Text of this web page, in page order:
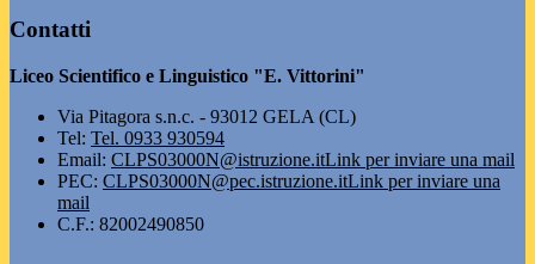
Contatti
Liceo Scientifico e Linguistico "E. Vittorini"
Via Pitagora s.n.c. - 93012 GELA (CL)
Tel: Tel. 0933 930594
Email: CLPS03000N@istruzione.itLink per inviare una mail
PEC: CLPS03000N@pec.istruzione.itLink per inviare una
mail
C.F.: 82002490850